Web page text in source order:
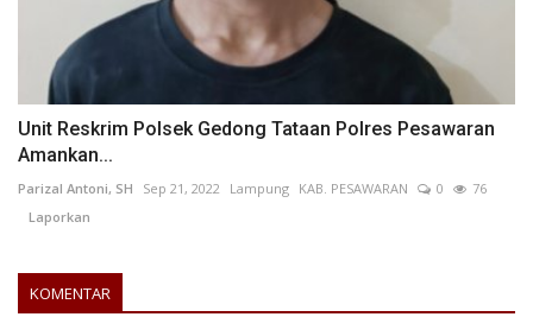
Unit Reskrim Polsek Gedong Tataan Polres Pesawaran
Amankan...
Parizal Antoni, SH Sep 21, 2022 Lampung KAB. PESAWARAN 0
76
Laporkan
KOMENTAR